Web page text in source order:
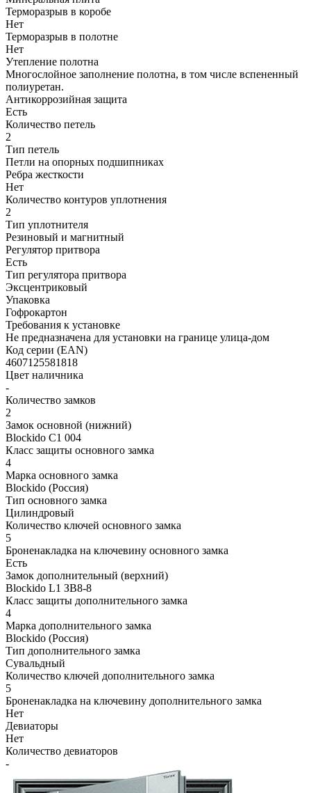
Терморазрыв в коробе
Нет
Терморазрыв в полотне
Нет
Утепление полотна
Многослойное заполнение полотна, в том числе вспененный
полиуретан.
Антикоррозийная защита
Есть
Количество петель
2
Тип петель
Петли на опорных подшипниках
Ребра жесткости
Нет
Количество контуров уплотнения
2
Тип уплотнителя
Резиновый и магнитный
Регулятор притвора
Есть
Тип регулятора притвора
Эксцентриковый
Упаковка
Гофрокартон
Требования к установке
Не предназначена для установки на границе улица-дом
Код серии (EAN)
4607125581818
Цвет наличника
-
Количество замков
2
Замок основной (нижний)
Blockido C1 004
Класс защиты основного замка
4
Марка основного замка
Blockido (Россия)
Тип основного замка
Цилиндровый
Количество ключей основного замка
5
Броненакладка на ключевину основного замка
Есть
Замок дополнительный (верхний)
Blockido L1 ЗВ8-8
Класс защиты дополнительного замка
4
Марка дополнительного замка
Blockido (Россия)
Тип дополнительного замка
Сувальдный
Количество ключей дополнительного замка
5
Броненакладка на ключевину дополнительного замка
Нет
Девиаторы
Нет
Количество девиаторов
-